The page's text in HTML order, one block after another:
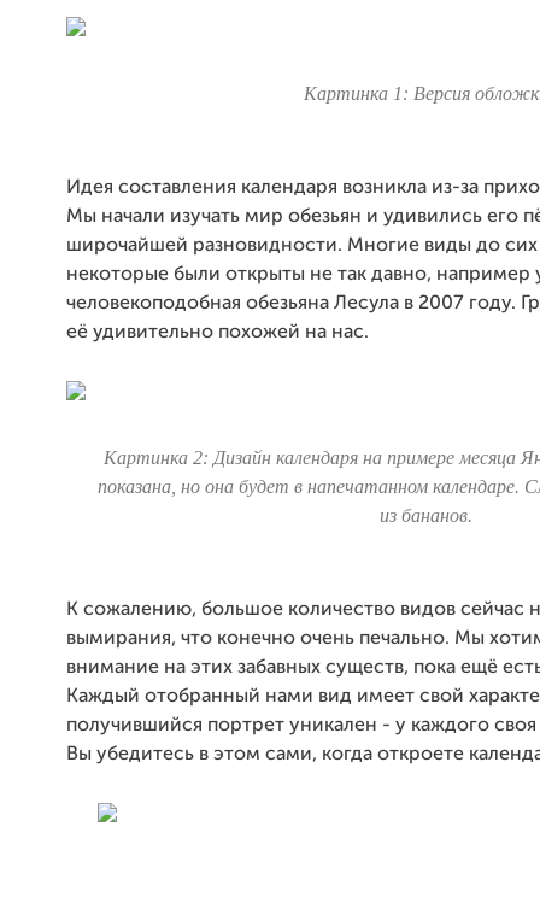
Картинка 1: Версия
Идея составления календаря возникла из-за
Мы начали изучать мир обезьян и удивились его
широчайшей разновидности. Многие виды до сих
некоторые были открыты не так давно, например
человекоподобная обезьяна Лесула в 2007 году.
её удивительно похожей на нас.
Картинка 2: Дизайн календаря на примере месяца
показана, но она будет в напечатанном календаре.
из бананов.
К сожалению, большое количество видов сейчас
вымирания, что конечно очень печально. Мы
внимание на этих забавных существ, пока ещё
Каждый отобранный нами вид имеет свой
получившийся портрет уникален - у каждого
Вы убедитесь в этом сами, когда откроете